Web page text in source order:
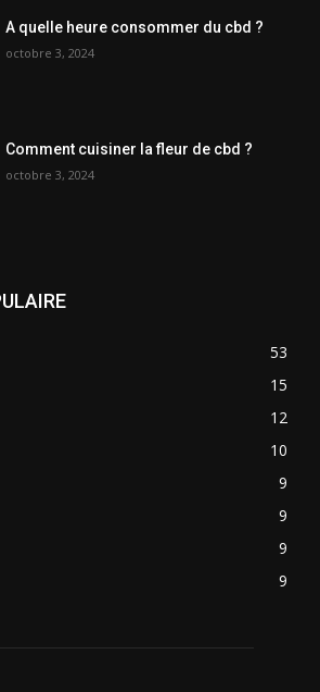
A quelle heure consommer du cbd ?
octobre 3, 2024
Comment cuisiner la fleur de cbd ?
octobre 3, 2024
53
15
12
10
9
9
9
9